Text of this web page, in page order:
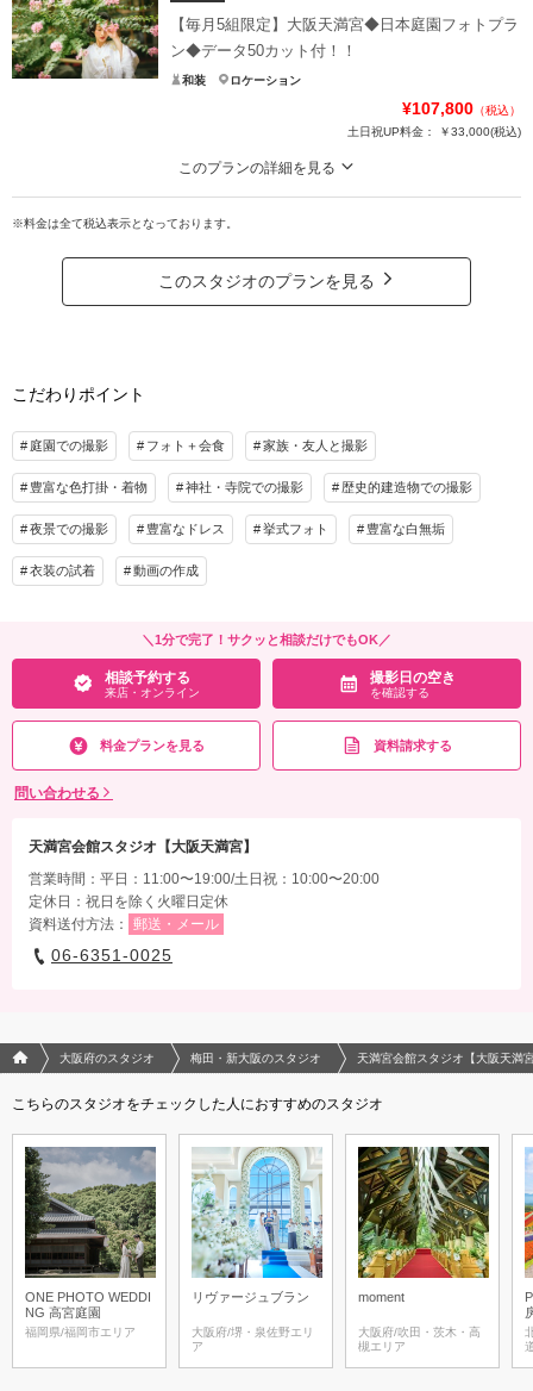
1025年大祭（昭和3年）の記念建造物で国の重要文化財に指定されている「梅
花殿」での
挙式さながらの貴重な撮影と美しい日本庭園での特別な1枚を残すスペシャルプ
ラン。今ならデータ増量の65カットプレゼントキャンペーン実施中！
新婦衣装1着
家族と撮影 ペットと撮影
【毎月5組限定】大阪天満宮◆日本庭園フォトプラ
ン◆データ50カット付！！
和装 ロケーション
¥107,800 （税込）
土日祝UP料金：
￥33,000(税込)
このプランの詳細を見る
【毎月5組限定】大阪天満宮◆日本庭園フォトプラン◆データ50カット付！！
大阪天満宮の四季折々の自然を感じられる美しい日本庭園でのフォトプラン♪こ
してください♪毎月5組様限定でカットの50カットプレゼント！
着付け
衣装追加 会食
家族と撮影 家族用衣装レンタル ペットと撮影
相談予約する 撮影日の空き
※料金は全て税込表示となっております。
このスタジオのプランを見る
こだわりポイント
庭園での撮影 フォト＋会食 家族・友人と撮影
豊富な色打掛・着物 神社・寺院での撮影 歴史的建造物での撮影
夜景での撮影 豊富なドレス 挙式フォト 豊富な白無垢
衣装の試着 動画の作成
＼1分で完了！サクッと相談だけでもOK／
相談予約する
来店・オンライン
撮影日の空き
を確認する
料金プランを見る 資料請求する
問い合わせる
天満宮会館スタジオ【大阪天満宮】
営業時間：平日：11:00〜19:00/土日祝：10:00〜20:00
定休日：祝日を除く火曜日定休
資料送付方法：
郵送・メール
06-6351-0025
フォトウエディング/結婚写真のPhotorait ホーム
大阪府のスタジオ 梅田・新大阪のスタジオ 天満宮会館スタジオ【大阪天満
こちらのスタジオをチェックした人におすすめのスタジオ
ONE PHOTO WEDDI
NG 高宮庭園
福岡県/福岡市エリア
リヴァージュブラン
大阪府/堺・泉佐野エリ
ア
moment
大阪府/吹田・茨木・高
槻エリア